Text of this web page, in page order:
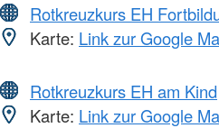
Rotkreuzkurs EH
Karte: Link zur Google
Rotkreuzkurs EH am Kind
Karte: Link zur Google